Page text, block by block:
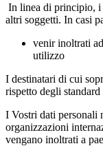
In linea di principio, i
altri soggetti. In casi
venir inoltrati
utilizzo
I destinatari di cui
rispetto degli
I Vostri dati personali
organizzazioni
vengano inoltrati a